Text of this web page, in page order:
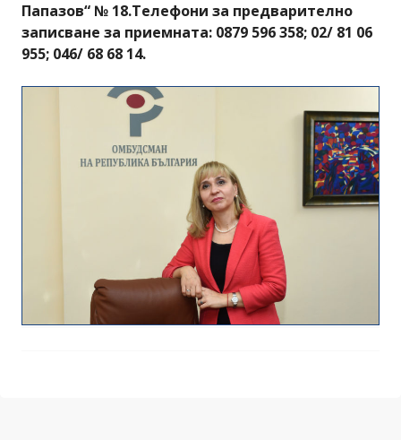
Папазов“ № 18.Телефони за предварително
записване за приемната: 0879 596 358; 02/ 81 06
955; 046/ 68 68 14.